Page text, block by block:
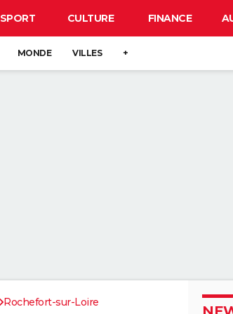
SPORT CULTURE FINANCE
MONDE VILLES +
Rochefort-sur-Loire